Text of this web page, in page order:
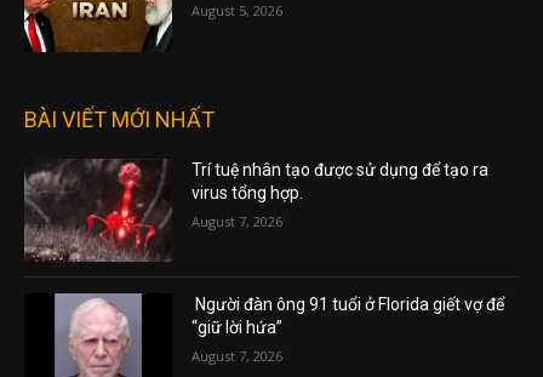
August 5, 2026
BÀI VIẾT MỚI NHẤT
Trí tuệ nhân tạo được sử dụng để tạo ra
virus tổng hợp.
August 7, 2026
Người đàn ông 91 tuổi ở Florida giết vợ để
“giữ lời hứa”
August 7, 2026